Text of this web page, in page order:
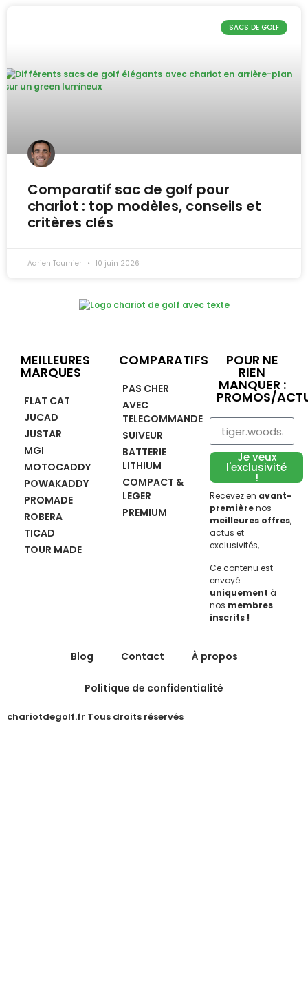
SACS DE GOLF
Comparatif sac de golf pour
chariot : top modèles, conseils et
critères clés
Adrien Tournier 10 juin 2026
MEILLEURES
MARQUES
FLAT CAT
JUCAD
JUSTAR
MGI
MOTOCADDY
POWAKADDY
PROMADE
ROBERA
TICAD
TOUR MADE
COMPARATIFS
PAS CHER
AVEC
TELECOMMANDE
SUIVEUR
BATTERIE
LITHIUM
COMPACT &
LEGER
PREMIUM
POUR NE
RIEN
MANQUER :
PROMOS/
Je veux
l'exclusivité
!
Recevez en avant-
premièrenos
meilleures offres,
actus et
exclusivités,
Ce contenu est
envoyé
uniquement à
nos membres
inscrits !
chariotdegolf.fr Tous droits réservés
Blog Contact À propos
Politique de confidentialité